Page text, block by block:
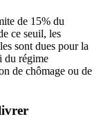
de 15% du
ce seuil, les
sont dues pour la
du régime
de chômage ou de